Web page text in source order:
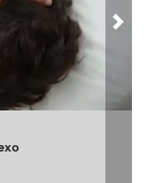
del Gato: